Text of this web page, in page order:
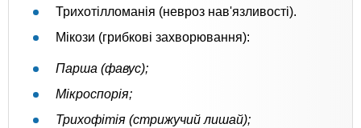
Трихотілломанія (невроз нав'язливості).
Мікози (грибкові захворювання):
Парша (фавус);
Мікроспорія;
Трихофітія (стрижучий лишай);